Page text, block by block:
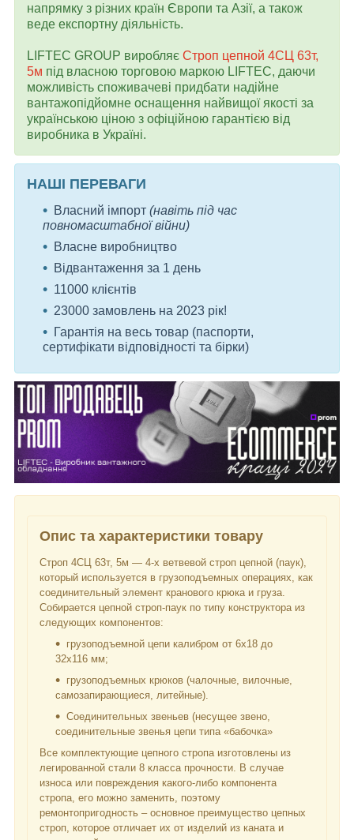
напрямку з різних країн Європи та Азії, а також
веде експортну діяльність.
LIFTEC GROUP виробляє Строп цепной 4СЦ 63т,
5м під власною торговою маркою LIFTEC, даючи
можливість споживачеві придбати надійне
вантажопідйомне оснащення найвищої якості за
українською ціною з офіційною гарантією від
виробника в Україні.
НАШІ ПЕРЕВАГИ
Власний імпорт (навіть під час
повномасштабної війни)
Власне виробництво
Відвантаження за 1 день
11000 клієнтів
23000 замовлень на 2023 рік!
Гарантія на весь товар (паспорти,
сертифікати відповідності та бірки)
Опис та характеристики товару
Строп 4СЦ 63т, 5м — 4-х ветвевой строп цепной (паук),
который используется в грузоподъемных операциях, как
соединительный элемент кранового крюка и груза.
Собирается цепной строп-паук по типу конструктора из
следующих компонентов:
грузоподъемной цепи калибром от 6х18 до
32х116 мм;
грузоподъемных крюков (чалочные, вилочные,
самозапирающиеся, литейные).
Соединительных звеньев (несущее звено,
соединительные звенья цепи типа «бабочка»
Все комплектующие цепного стропа изготовлены из
легированной стали 8 класса прочности. В случае
износа или повреждения какого-либо компонента
стропа, его можно заменить, поэтому
ремонтопригодность – основное преимущество цепных
строп, которое отличает их от изделий из каната и